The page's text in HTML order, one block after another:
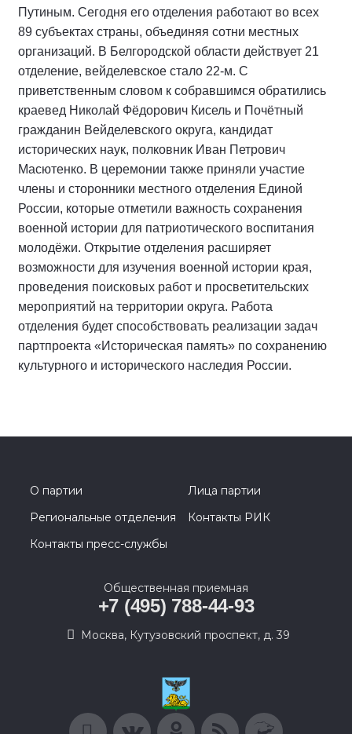
Путиным. Сегодня его отделения работают во всех
89 субъектах страны, объединяя сотни местных
организаций. В Белгородской области действует 21
отделение, вейделевское стало 22-м. С
приветственным словом к собравшимся обратились
краевед Николай Фёдорович Кисель и Почётный
гражданин Вейделевского округа, кандидат
исторических наук, полковник Иван Петрович
Масютенко. В церемонии также приняли участие
члены и сторонники местного отделения Единой
России, которые отметили важность сохранения
военной истории для патриотического воспитания
молодёжи. Открытие отделения расширяет
возможности для изучения военной истории края,
проведения поисковых работ и просветительских
мероприятий на территории округа. Работа
отделения будет способствовать реализации задач
партпроекта «Историческая память» по сохранению
культурного и исторического наследия России.
О партии
Лица партии
Региональные отделения
Контакты РИК
Контакты пресс-службы
Общественная приемная
+7 (495) 788-44-93
Москва, Кутузовский проспект, д. 39